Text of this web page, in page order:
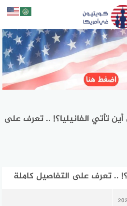
تأتي الفانيليا؟! .. تعرف على
.. تعرف على التفاصيل كاملة